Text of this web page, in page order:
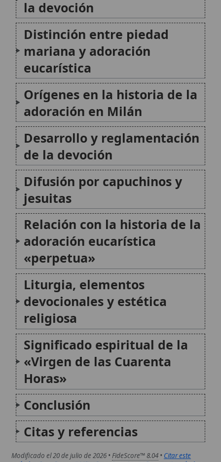
Difusión por capuchinos y
jesuitas
Relación con la historia de la
adoración eucarística
«perpetua»
Liturgia, elementos
devocionales y estética
religiosa
Significado espiritual de la
«Virgen de las Cuarenta
Horas»
Conclusión
Citas y referencias
Modificado el 20 de julio de 2026 •
artículo
• Paq. Scorm (LMS)
Imprimir artículo•Generar QR•Instalar aplicación
Laudes (Liturgia de las Horas)
Las Laudes, también conocidas como la Oración de la
Mañana, son una de las horas principales de la
Liturgia de las Horas en la Iglesia Católica,
consideradas junto con las Vísperas como los dos
pilares sobre los que gira el...
Liturgia de las Horas
La Liturgia de las Horas, también conocida como
Oficio Divino, es la oración pública y oficial de la
través de la alabanza a Dios. Es una oración que une
a...
Autor:Comité editorial
Artículo supervisado por el Comité